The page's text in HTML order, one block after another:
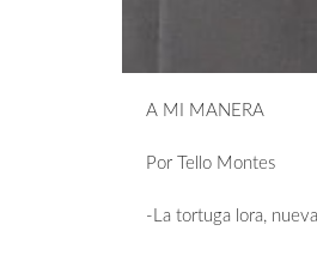
A MI MANERA
Por Tello Montes
-La tortuga lora,